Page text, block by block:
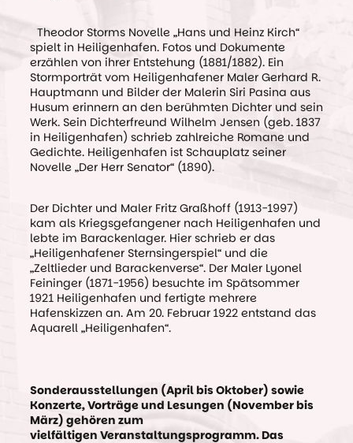
Theodor Storms Novelle „Hans und Heinz Kirch“
spielt in Heiligenhafen. Fotos und Dokumente
erzählen von ihrer Entstehung (1881/1882). Ein
Stormporträt vom Heiligenhafener Maler Gerhard R.
Hauptmann und Bilder der Malerin Siri Pasina aus
Husum erinnern an den berühmten Dichter und sein
Werk. Sein Dichterfreund Wilhelm Jensen (geb. 1837
in Heiligenhafen) schrieb zahlreiche Romane und
Gedichte. Heiligenhafen ist Schauplatz seiner
Novelle „Der Herr Senator“ (1890).
Der Dichter und Maler Fritz Graßhoff (1913-1997)
kam als Kriegsgefangener nach Heiligenhafen und
lebte im Barackenlager. Hier schrieb er das
„Heiligenhafener Sternsingerspiel“ und die
„Zeltlieder und Barackenverse“. Der Maler Lyonel
Feininger (1871-1956) besuchte im Spätsommer
1921 Heiligenhafen und fertigte mehrere
Hafenskizzen an. Am 20. Februar 1922 entstand das
Aquarell „Heiligenhafen“.
Sonderausstellungen (April bis Oktober) sowie
Konzerte, Vorträge und Lesungen (November bis
März) gehören zum
vielfältigen Veranstaltungsprogramm. Das